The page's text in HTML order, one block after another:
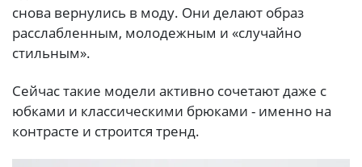
снова вернулись в моду. Они делают образ
расслабленным, молодежным и «случайно
стильным».
Сейчас такие модели активно сочетают даже с
юбками и классическими брюками - именно на
контрасте и строится тренд.